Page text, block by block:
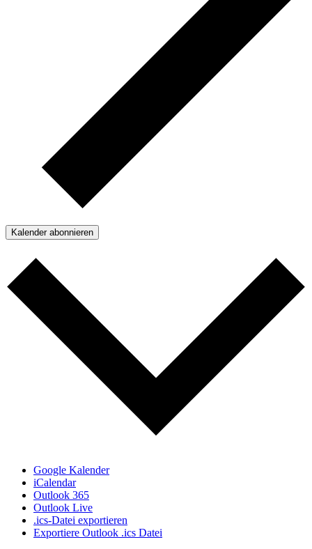
Kalender abonnieren
Google Kalender
iCalendar
Outlook 365
Outlook Live
.ics-Datei exportieren
Exportiere Outlook .ics Datei